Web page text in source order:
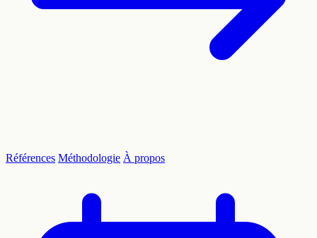
Références Méthodologie À propos